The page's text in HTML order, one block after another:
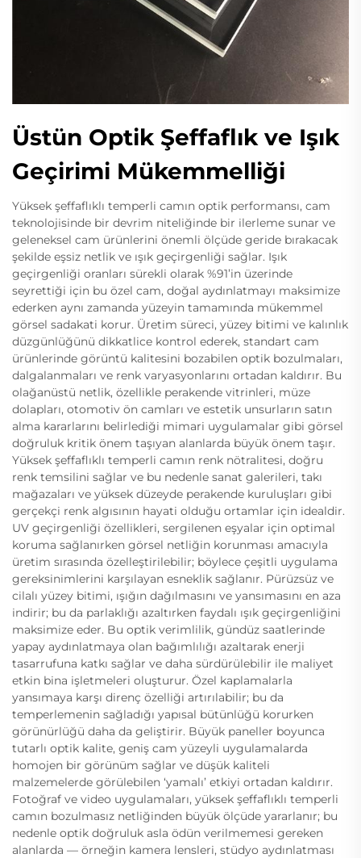
Üstün Optik Şeffaflık ve Işık
Geçirimi Mükemmelliği
Yüksek şeffaflıklı temperli camın optik performansı, cam
teknolojisinde bir devrim niteliğinde bir ilerleme sunar ve
geleneksel cam ürünlerini önemli ölçüde geride bırakacak
şekilde eşsiz netlik ve ışık geçirgenliği sağlar. Işık
geçirgenliği oranları sürekli olarak %91’in üzerinde
seyrettiği için bu özel cam, doğal aydınlatmayı maksimize
ederken aynı zamanda yüzeyin tamamında mükemmel
görsel sadakati korur. Üretim süreci, yüzey bitimi ve kalınlık
düzgünlüğünü dikkatlice kontrol ederek, standart cam
ürünlerinde görüntü kalitesini bozabilen optik bozulmaları,
dalgalanmaları ve renk varyasyonlarını ortadan kaldırır. Bu
olağanüstü netlik, özellikle perakende vitrinleri, müze
dolapları, otomotiv ön camları ve estetik unsurların satın
alma kararlarını belirlediği mimari uygulamalar gibi görsel
doğruluk kritik önem taşıyan alanlarda büyük önem taşır.
Yüksek şeffaflıklı temperli camın renk nötralitesi, doğru
renk temsilini sağlar ve bu nedenle sanat galerileri, takı
mağazaları ve yüksek düzeyde perakende kuruluşları gibi
gerçekçi renk algısının hayati olduğu ortamlar için idealdir.
UV geçirgenliği özellikleri, sergilenen eşyalar için optimal
koruma sağlanırken görsel netliğin korunması amacıyla
üretim sırasında özelleştirilebilir; böylece çeşitli uygulama
gereksinimlerini karşılayan esneklik sağlanır. Pürüzsüz ve
cilalı yüzey bitimi, ışığın dağılmasını ve yansımasını en aza
indirir; bu da parlaklığı azaltırken faydalı ışık geçirgenliğini
maksimize eder. Bu optik verimlilik, gündüz saatlerinde
yapay aydınlatmaya olan bağımlılığı azaltarak enerji
tasarrufuna katkı sağlar ve daha sürdürülebilir ile maliyet
etkin bina işletmeleri oluşturur. Özel kaplamalarla
yansımaya karşı direnç özelliği artırılabilir; bu da
temperlemenin sağladığı yapısal bütünlüğü korurken
görünürlüğü daha da geliştirir. Büyük paneller boyunca
tutarlı optik kalite, geniş cam yüzeyli uygulamalarda
homojen bir görünüm sağlar ve düşük kaliteli
malzemelerde görülebilen ‘yamalı’ etkiyi ortadan kaldırır.
Fotoğraf ve video uygulamaları, yüksek şeffaflıklı temperli
camın bozulmasız netliğinden büyük ölçüde yararlanır; bu
nedenle optik doğruluk asla ödün verilmemesi gereken
alanlarda — örneğin kamera lensleri, stüdyo aydınlatması